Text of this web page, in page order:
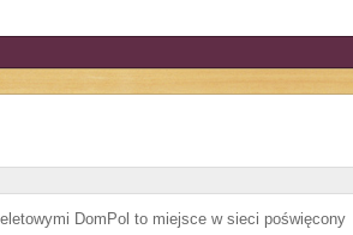
DomPol to miejsce w sieci poświęcony